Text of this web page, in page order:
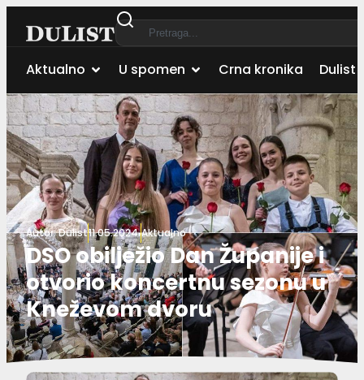
Aktualno U spomen Crna kronika Dulist
Autor:Dulist11.05.2024.Aktualno
DSO obilježio Dan Županije i
otvorio koncertnu sezonu u
Kneževom dvoru